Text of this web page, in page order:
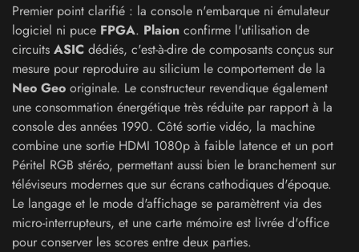
Premier point clarifié : la console n'embarque ni émulateur
logiciel ni puce FPGA. Plaion confirme l'utilisation de
circuits ASIC dédiés, c'est-à-dire de composants conçus sur
mesure pour reproduire au silicium le comportement de la
Neo Geo originale. Le constructeur revendique également
une consommation énergétique très réduite par rapport à la
console des années 1990. Côté sortie vidéo, la machine
combine une sortie HDMI 1080p à faible latence et un port
Péritel RGB stéréo, permettant aussi bien le branchement sur
téléviseurs modernes que sur écrans cathodiques d'époque.
Le langage et le mode d'affichage se paramètrent via des
micro-interrupteurs, et une carte mémoire est livrée d'office
pour conserver les scores entre deux parties.